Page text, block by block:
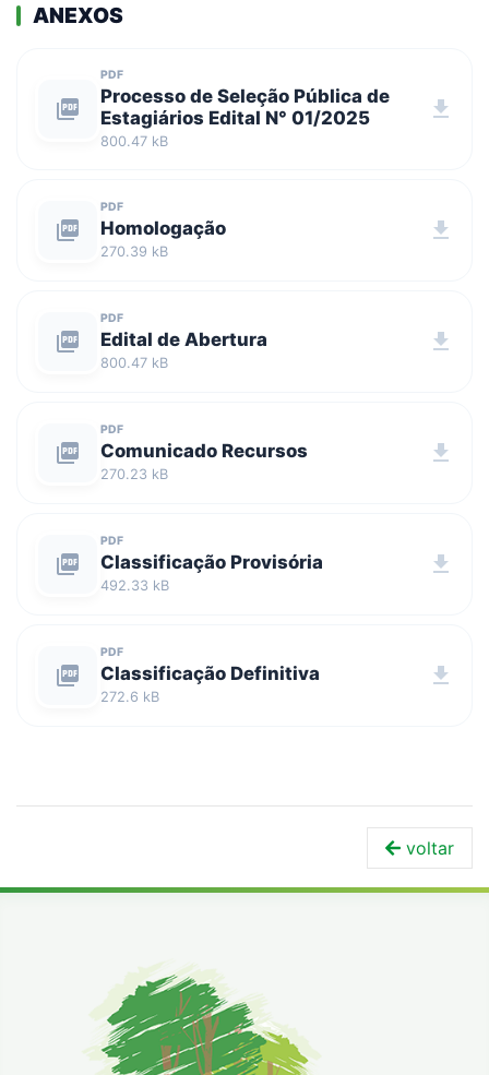
ANEXOS
picture_as_pdf
PDF
Processo de Seleção Pública de
Estagiários Edital N° 01/2025
800.47 kB
download
picture_as_pdf
PDF
Homologação
270.39 kB
download
picture_as_pdf
PDF
Edital de Abertura
800.47 kB
download
picture_as_pdf
PDF
Comunicado Recursos
270.23 kB
download
picture_as_pdf
PDF
Classificação Provisória
492.33 kB
download
picture_as_pdf
PDF
Classificação Definitiva
272.6 kB
download
voltar